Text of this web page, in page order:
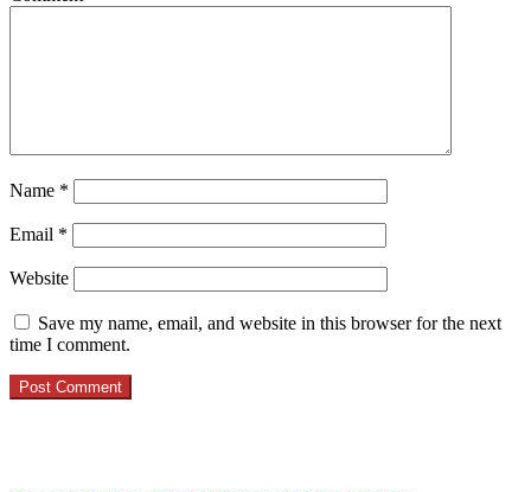
Name *
Email *
Website
Save my name, email, and website in this browser for the next
time I comment.